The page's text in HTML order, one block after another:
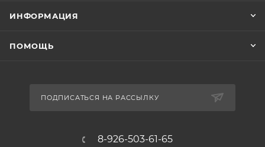
ИНФОРМАЦИЯ
ПОМОЩЬ
ПОДПИСАТЬСЯ НА РАССЫЛКУ
8-926-503-61-65